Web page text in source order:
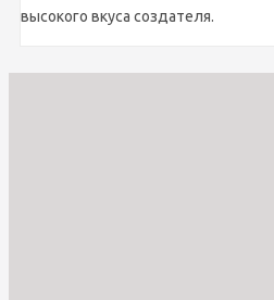
высокого вкуса создателя.